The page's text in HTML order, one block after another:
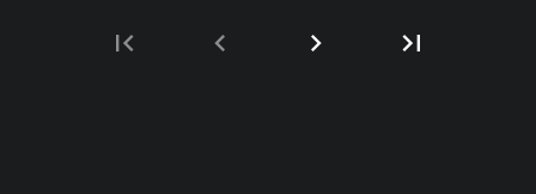
first_page chevron_left chevron_right last_page